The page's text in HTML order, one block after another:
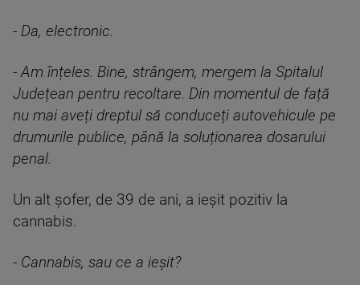
- Da, electronic.
- Am înțeles. Bine, strângem, mergem la Spitalul
Județean pentru recoltare. Din momentul de față
nu mai aveți dreptul să conduceți autovehicule pe
drumurile publice, până la soluționarea dosarului
penal.
Un alt șofer, de 39 de ani, a ieșit pozitiv la
cannabis.
- Cannabis, sau ce a ieșit?